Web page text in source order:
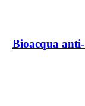
فوم شست و شوی ضد جوش بیوآکوا | Bioacqua anti-